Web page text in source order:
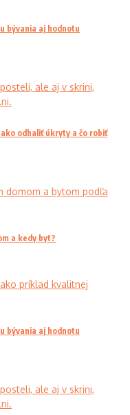
bývania aj hodnotu
odhaliť úkryty a čo robiť
a kedy byt?
bývania aj hodnotu